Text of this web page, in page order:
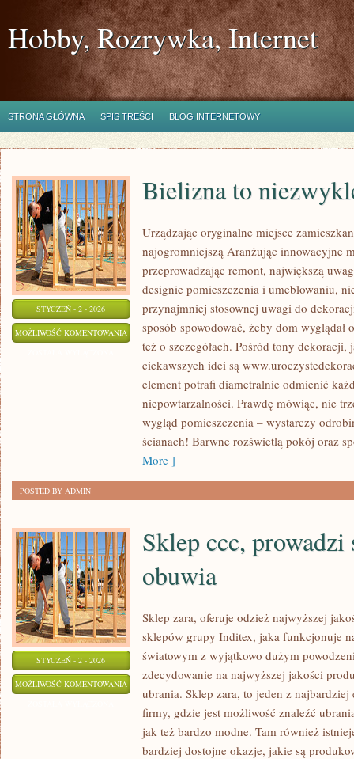
Hobby, Rozrywka, Internet
STRONA GŁÓWNA SPIS TREŚCI BLOG INTERNETOWY
STYCZEŃ - 2 - 2026
MOŻLIWOŚĆ KOMENTOWANIA BIELIZNA
NIEZWYKLE
WYJĄTKOWY
Bielizna to
Urządzając oryginalne miejsce
najogromniejszą Aranżując innowacyjne
przeprowadzając remont, największą
designie pomieszczenia i umeblowaniu,
przynajmniej stosownej uwagi do
sposób spowodować, żeby dom
też o szczegółach. Pośród tony
ciekawszych idei są
element potrafi diametralnie odmienić
niepowtarzalności. Prawdę mówiąc, nie
wygląd pomieszczenia – wystarczy
ścianach! Barwne rozświetlą pokój oraz
More ]
POSTED BY ADMIN
STYCZEŃ - 2 - 2026
MOŻLIWOŚĆ KOMENTOWANIA
PROWADZI
SPRZEDAŻ
Sklep ccc, prowadzi
obuwia
Sklep zara, oferuje odzież najwyższej
sklepów grupy Inditex, jaka funkcjonuje
światowym z wyjątkowo dużym
zdecydowanie na najwyższej jakości
ubrania. Sklep zara, to jeden z
firmy, gdzie jest możliwość znaleźć
jak też bardzo modne. Tam również
bardziej dostojne okazje, jakie są